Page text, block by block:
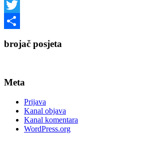
Facebook
Twitter
brojač posjeta
Meta
Prijava
Kanal objava
Kanal komentara
WordPress.org